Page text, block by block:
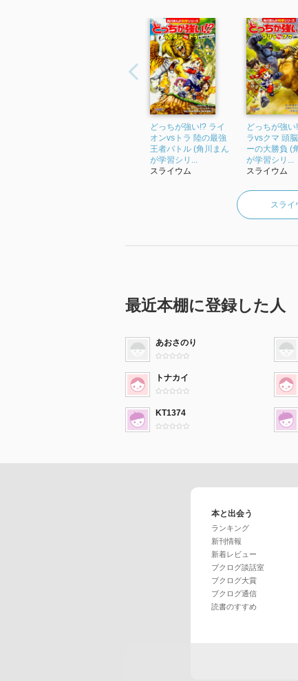
どっちが強い!? ライ
オンvsトラ 陸の最強
王者バトル (角川まん
が学習シリ...
スライウム
どっちが強い
ラvsクマ 頭
ーの大勝負 (
が学習シリ...
スライウム
スライ
最近本棚に登録した人
あおさのり
トナカイ
KT1374
本と出会う
ランキング
新刊情報
新着レビュー
ブクログ談話室
ブクログ大賞
ブクログ通信
読書のすすめ